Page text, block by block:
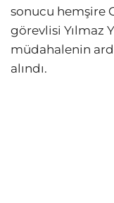
sonucu hemşire
görevlisi Yılmaz
müdahalenin
alındı.